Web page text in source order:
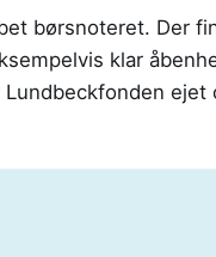
børsnoteret. Der
klar